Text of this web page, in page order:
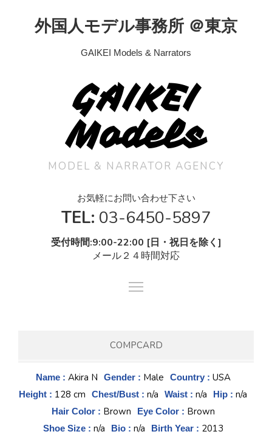
外国人モデル事務所 ＠東京
GAIKEI Models & Narrators
GAIKEI
Models
MODEL & NARRATOR AGENCY
お気軽にお問い合わせ下さい
TEL: 03-6450-5897
受付時間:9:00-22:00 [日・祝日を除く]
メール２４時間対応
COMPCARD
Name : Akira N Gender : Male Country : USA
Height : 128 cm Chest/Bust : n/a Waist : n/a Hip : n/a
Hair Color : Brown Eye Color : Brown
Shoe Size : n/a Bio : n/a Birth Year : 2013